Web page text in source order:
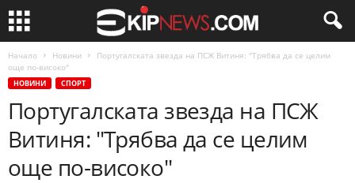
Начало Новини
Португалската звезда на ПСЖ Витиня: "Трябва да се целим
още по-високо"
НОВИНИ СПОРТ
Португалската звезда на ПСЖ
Витиня: "Трябва да се целим
още по-високо"